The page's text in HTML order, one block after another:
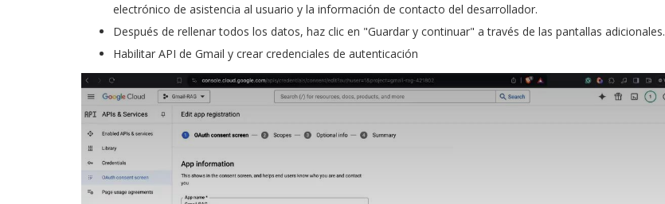
electrónico de asistencia al usuario y la información de contacto del desarrollador.
Después de rellenar todos los datos, haz clic en "Guardar y continuar" a través de las pantallas adicionales.
Habilitar API de Gmail y crear credenciales de autenticación